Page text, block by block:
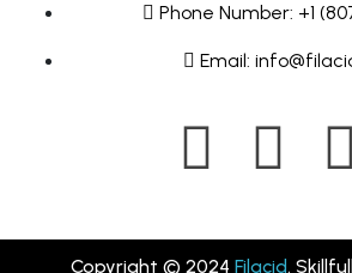
Phone Number: +1
Email:
Copyright © 2024 Filacid.